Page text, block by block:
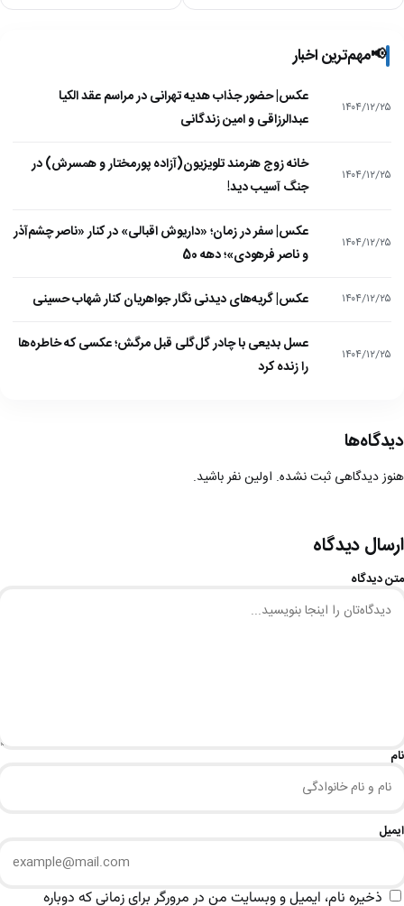
📢مهم‌ترین اخبار
۱۴۰۴/۱۲/۲۵
عکس| حضور جذاب هدیه تهرانی در مراسم عقد الکیا
عبدالرزاقی و امین زندگانی
۱۴۰۴/۱۲/۲۵
خانه زوج هنرمند تلویزیون(آزاده پورمختار و همسرش) در
جنگ آسیب دید!
۱۴۰۴/۱۲/۲۵
عکس| سفر در زمان؛ «داریوش اقبالی» در کنار «ناصر چشم‌آذر
و ناصر فرهودی»؛ دهه 50
۱۴۰۴/۱۲/۲۵ عکس| گریه‌های دیدنی نگار جواهریان کنار شهاب حسینی
۱۴۰۴/۱۲/۲۵
عسل بدیعی با چادر گل‌گلی قبل مرگش؛ عکسی که خاطره‌ها
را زنده کرد
دیدگاه‌ها
هنوز دیدگاهی ثبت نشده. اولین نفر باشید.
ارسال دیدگاه
متن دیدگاه
نام
ایمیل
ذخیره نام، ایمیل و وبسایت من در مرورگر برای زمانی که دوباره